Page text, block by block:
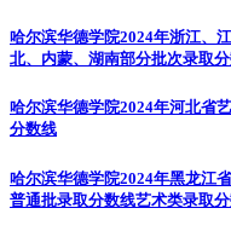
哈尔滨华德学院2024年浙江、
北、内蒙、湖南部分批次录取
哈尔滨华德学院2024年河北省
分数线
哈尔滨华德学院2024年黑龙江
普通批录取分数线艺术类录取